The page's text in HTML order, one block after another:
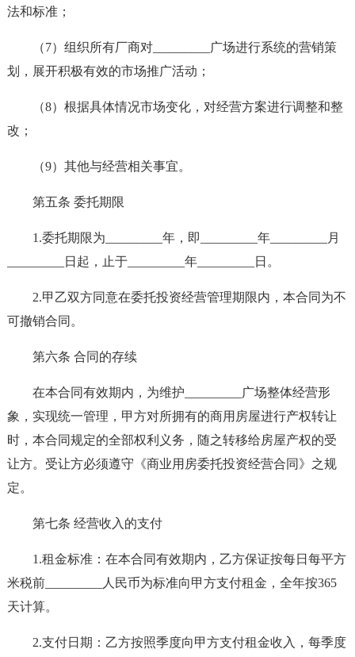
法和标准；
（7）组织所有厂商对_________广场进行系统的营销策
划，展开积极有效的市场推广活动；
（8）根据具体情况市场变化，对经营方案进行调整和整
改；
（9）其他与经营相关事宜。
第五条 委托期限
1.委托期限为_________年，即_________年_________月
_________日起，止于_________年_________日。
2.甲乙双方同意在委托投资经营管理期限内，本合同为不
可撤销合同。
第六条 合同的存续
在本合同有效期内，为维护_________广场整体经营形
象，实现统一管理，甲方对所拥有的商用房屋进行产权转让
时，本合同规定的全部权利义务，随之转移给房屋产权的受
让方。受让方必须遵守《商业用房委托投资经营合同》之规
定。
第七条 经营收入的支付
1.租金标准：在本合同有效期内，乙方保证按每日每平方
米税前_________人民币为标准向甲方支付租金，全年按365
天计算。
2.支付日期：乙方按照季度向甲方支付租金收入，每季度